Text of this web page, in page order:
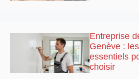
Entreprise
Genève :
essentiels
choisir